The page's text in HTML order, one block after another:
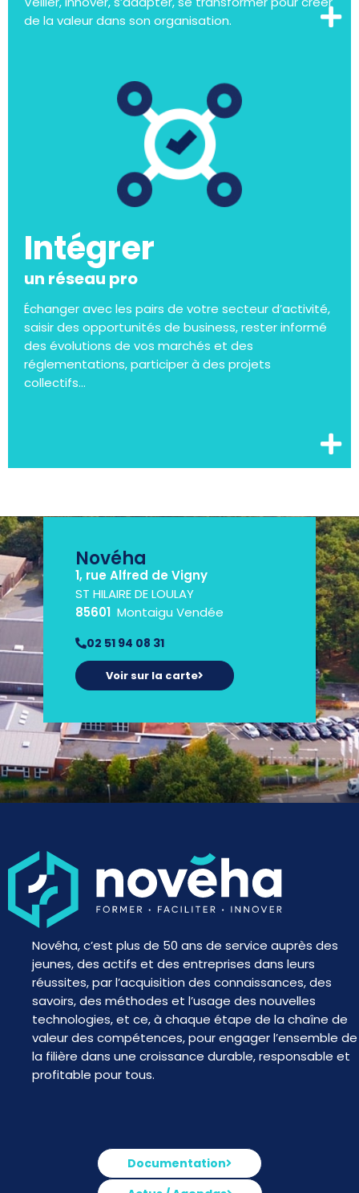
de la valeur dans son organisation.
Intégrer
un réseau pro
Échanger avec les pairs de votre secteur d’activité,
saisir des opportunités de business, rester informé
des évolutions de vos marchés et des
réglementations, participer à des projets
collectifs…
Novéha
1, rue Alfred de Vigny
ST HILAIRE DE LOULAY
85601 Montaigu Vendée
02 51 94 08 31
Voir sur la carte
Novéha, c’est plus de 50 ans de service auprès des
jeunes, des actifs et des entreprises dans leurs
réussites, par l’acquisition des connaissances, des
savoirs, des méthodes et l’usage des nouvelles
technologies, et ce, à chaque étape de la chaîne de
valeur des compétences, pour engager l’ensemble de
la filière dans une croissance durable, responsable et
profitable pour tous.
Documentation